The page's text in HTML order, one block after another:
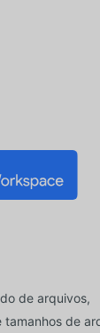
de arquivos,
tamanhos de